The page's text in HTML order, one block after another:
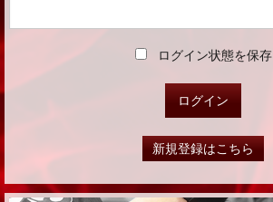
ログイン状態を保存
新規登録はこちら